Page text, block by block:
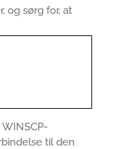
og sørg for, at
til den